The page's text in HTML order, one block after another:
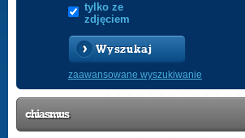
tylko ze
zdjęciem
Wyszukaj
zaawansowane wyszukiwanie
chiasmus